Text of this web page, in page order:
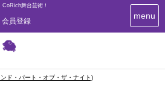
舞台芸術！
会員登録
T
o
menu
ド・パート・オブ・ザ・ナイト)